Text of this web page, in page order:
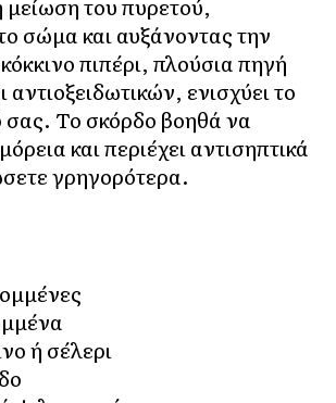
μείωση του πυρετού,
σώμα και αυξάνοντας την
πιπέρι, πλούσια πηγή
αντιοξειδωτικών, ενισχύει το
σας. Το σκόρδο βοηθά να
και περιέχει αντισηπτικά
γρηγορότερα.
ή σέλερι